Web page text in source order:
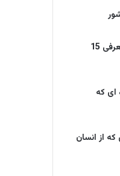
ثروتمندترین یوتیوبرهای جهان 2025: معرفی 15
جهان: 15 جاده ای که
جهان: 15 جانوری که از انسان